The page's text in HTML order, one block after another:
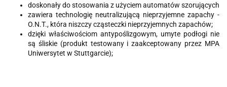
doskonały do stosowania z użyciem automatów szorujących
zawiera technologię neutralizującą nieprzyjemne zapachy -
O.N.T., która niszczy cząsteczki nieprzyjemnych zapachów;
dzięki właściwościom antypoślizgowym, umyte podłogi nie
są śliskie (produkt testowany i zaakceptowany przez MPA
Uniwersytet w Stuttgarcie);